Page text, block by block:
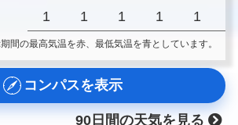
1 1 1 1 1
間の最高気温を赤、最低気温を青としています。
コンパスを表示
90日間の天気を見る